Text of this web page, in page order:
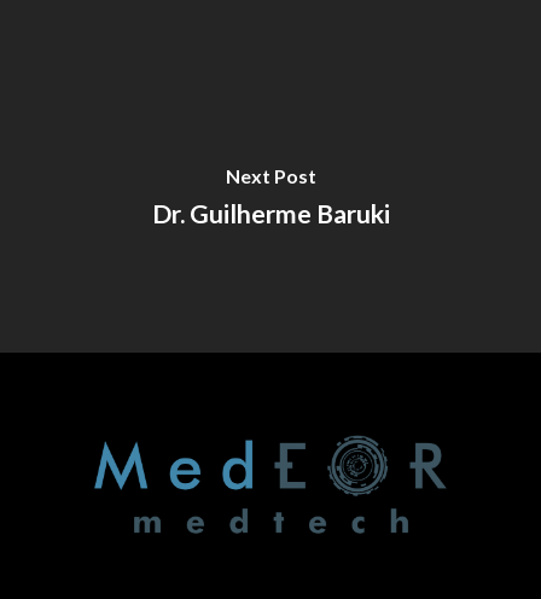
Next Post
Dr. Guilherme Baruki